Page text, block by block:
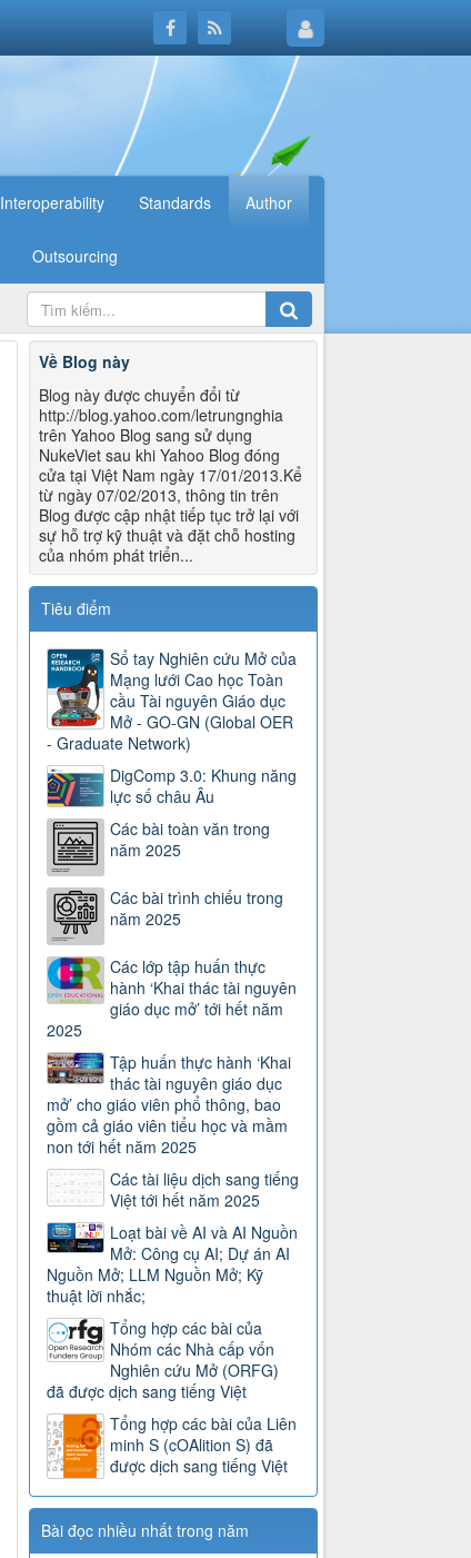
Interoperability Standards Author
Outsourcing
Về Blog này
Blog này được chuyển đổi từ
http://blog.yahoo.com/letrungnghia
trên Yahoo Blog sang sử dụng
NukeViet sau khi Yahoo Blog đóng
cửa tại Việt Nam ngày 17/01/2013.Kể
từ ngày 07/02/2013, thông tin trên
Blog được cập nhật tiếp tục trở lại với
sự hỗ trợ kỹ thuật và đặt chỗ hosting
của nhóm phát triển...
Tiêu điểm
Sổ tay Nghiên cứu Mở của
Mạng lưới Cao học Toàn
cầu Tài nguyên Giáo dục
Mở - GO-GN (Global OER
- Graduate Network)
DigComp 3.0: Khung năng
lực số châu Âu
Các bài toàn văn trong
năm 2025
Các bài trình chiếu trong
năm 2025
Các lớp tập huấn thực
hành ‘Khai thác tài nguyên
giáo dục mở’ tới hết năm
2025
Tập huấn thực hành ‘Khai
thác tài nguyên giáo dục
mở’ cho giáo viên phổ thông, bao
gồm cả giáo viên tiểu học và mầm
non tới hết năm 2025
Các tài liệu dịch sang tiếng
Việt tới hết năm 2025
Loạt bài về AI và AI Nguồn
Mở: Công cụ AI; Dự án AI
Nguồn Mở; LLM Nguồn Mở; Kỹ
thuật lời nhắc;
Tổng hợp các bài của
Nhóm các Nhà cấp vốn
Nghiên cứu Mở (ORFG)
đã được dịch sang tiếng Việt
Tổng hợp các bài của Liên
minh S (cOAlition S) đã
được dịch sang tiếng Việt
Bài đọc nhiều nhất trong năm